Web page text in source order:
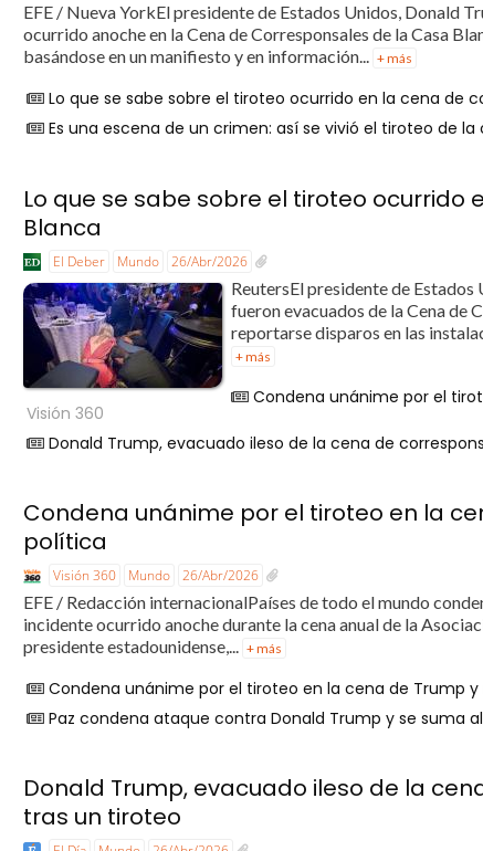
EFE / Nueva YorkEl presidente de Estados Unidos, Donald
ocurrido anoche en la Cena de Corresponsales de la Casa
basándose en un manifiesto y en información... + más
Lo que se sabe sobre el tiroteo ocurrido en la cena de
Es una escena de un crimen: así se vivió el tiroteo de
Lo que se sabe sobre el tiroteo
Blanca
El Deber Mundo 26/Abr/2026
ReutersEl presidente de
fueron evacuados de la Cena de
reportarse disparos en las
+ más
Condena unánime por el
Visión 360
Donald Trump, evacuado ileso de la cena de
Condena unánime por el tiroteo en la
política
Visión 360 Mundo 26/Abr/2026
EFE / Redacción internacionalPaíses de todo el mundo
incidente ocurrido anoche durante la cena anual de la
presidente estadounidense,... + más
Condena unánime por el tiroteo en la cena de Trump
Paz condena ataque contra Donald Trump y se suma
Donald Trump, evacuado ileso de la
tras un tiroteo